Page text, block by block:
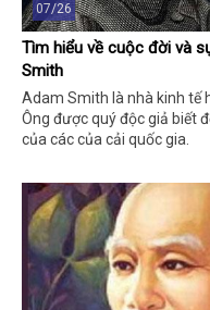
07/26
Tìm hiểu về cuộc đời và
Smith
Adam Smith là nhà kinh tế
Ông được quý độc giả biết
của các của cải quốc gia.